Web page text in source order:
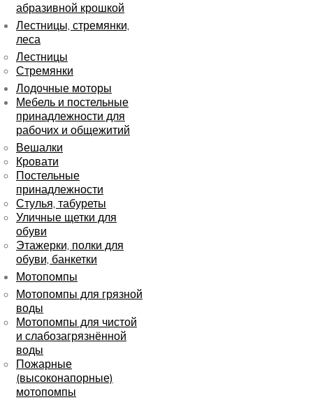
абразивной крошкой
Лестницы, стремянки,
леса
Лестницы
Стремянки
Лодочные моторы
Мебель и постельные
принадлежности для
рабочих и общежитий
Вешалки
Кровати
Постельные
принадлежности
Стулья, табуреты
Уличные щетки для
обуви
Этажерки, полки для
обуви, банкетки
Мотопомпы
Мотопомпы для грязной
воды
Мотопомпы для чистой
и слабозагрязнённой
воды
Пожарные
(высоконапорные)
мотопомпы